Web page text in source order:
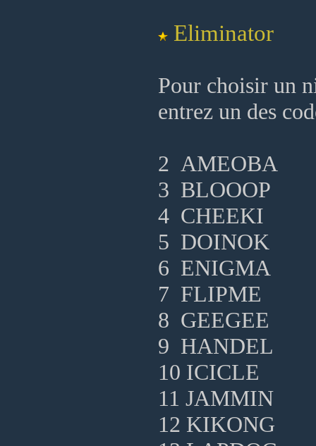
Eliminator
Pour choisir un
entrez un des
2 AMEOBA
3 BLOOOP
4 CHEEKI
5 DOINOK
6 ENIGMA
7 FLIPME
8 GEEGEE
9 HANDEL
10 ICICLE
11 JAMMIN
12 KIKONG